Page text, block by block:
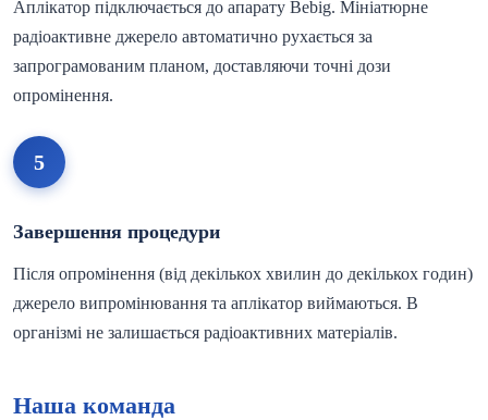
Аплікатор підключається до апарату Bebig. Мініатюрне
радіоактивне джерело автоматично рухається за
запрограмованим планом, доставляючи точні дози
опромінення.
5
Завершення процедури
Після опромінення (від декількох хвилин до декількох годин)
джерело випромінювання та аплікатор виймаються. В
організмі не залишається радіоактивних матеріалів.
Наша команда